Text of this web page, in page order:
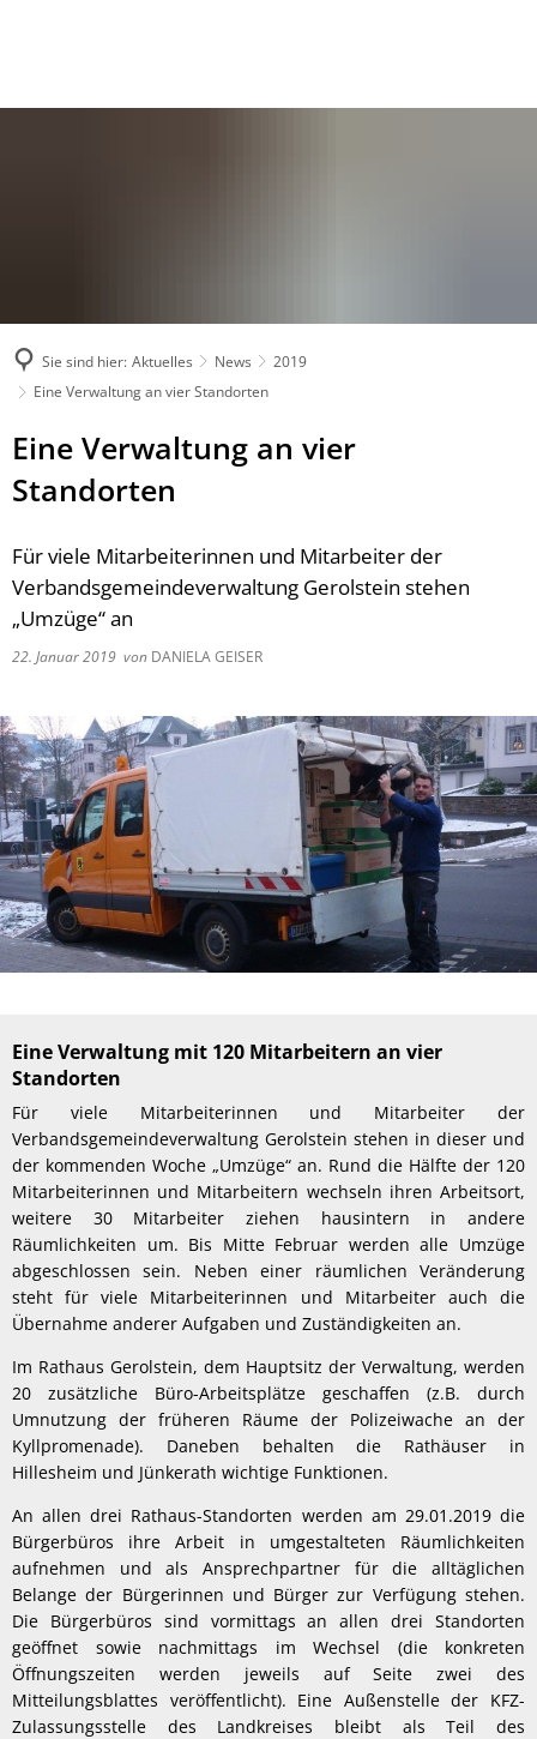
Sie sind hier: Aktuelles News
2019
Eine Verwaltung an vier Standorten
Eine Verwaltung an vier
Standorten
Für viele Mitarbeiterinnen und Mitarbeiter der
Verbandsgemeindeverwaltung Gerolstein stehen
„Umzüge“ an
22. Januar 2019 von DANIELA GEISER
Eine Verwaltung mit 120 Mitarbeitern an vier
Standorten
Für viele Mitarbeiterinnen und Mitarbeiter der
Verbandsgemeindeverwaltung Gerolstein stehen in dieser und
der kommenden Woche „Umzüge“ an. Rund die Hälfte der 120
Mitarbeiterinnen und Mitarbeitern wechseln ihren Arbeitsort,
weitere 30 Mitarbeiter ziehen hausintern in andere
Räumlichkeiten um. Bis Mitte Februar werden alle Umzüge
abgeschlossen sein. Neben einer räumlichen Veränderung
steht für viele Mitarbeiterinnen und Mitarbeiter auch die
Übernahme anderer Aufgaben und Zuständigkeiten an.
Im Rathaus Gerolstein, dem Hauptsitz der Verwaltung, werden
20 zusätzliche Büro-Arbeitsplätze geschaffen (z.B. durch
Umnutzung der früheren Räume der Polizeiwache an der
Kyllpromenade). Daneben behalten die Rathäuser in
Hillesheim und Jünkerath wichtige Funktionen.
An allen drei Rathaus-Standorten werden am 29.01.2019 die
Bürgerbüros ihre Arbeit in umgestalteten Räumlichkeiten
aufnehmen und als Ansprechpartner für die alltäglichen
Belange der Bürgerinnen und Bürger zur Verfügung stehen.
Die Bürgerbüros sind vormittags an allen drei Standorten
geöffnet sowie nachmittags im Wechsel (die konkreten
Öffnungszeiten werden jeweils auf Seite zwei des
Mitteilungsblattes veröffentlicht). Eine Außenstelle der KFZ-
Zulassungsstelle des Landkreises bleibt als Teil des